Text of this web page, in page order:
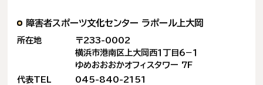
障害者スポーツ文化センター ラポール上大岡
所在地
〒233-0002
横浜市港南区上大岡西１丁目６−１
ゆめおおおかオフィスタワー 7F
代表TEL
045-840-2151